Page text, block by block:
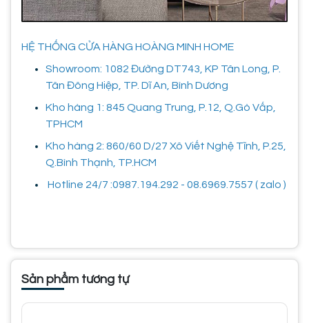
HỆ THỐNG CỬA HÀNG HOÀNG MINH HOME
Showroom: 1082 Đường DT743, KP Tân Long, P.
Tân Đông Hiệp, TP. Dĩ An, Bình Dương
Kho hàng 1: 845 Quang Trung, P.12, Q.Gò Vấp,
TPHCM
Kho hàng 2: 860/60 D/27 Xô Viết Nghệ Tĩnh, P.25,
Q.Bình Thạnh, TP.HCM
Hotline 24/7 :0987.194.292 - 08.6969.7557 ( zalo )
Sản phẩm tương tự